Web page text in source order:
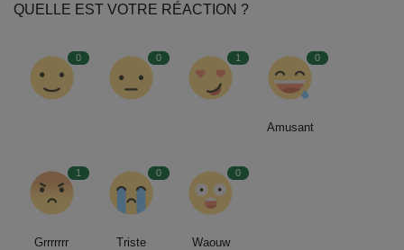
QUELLE EST VOTRE RÉACTION ?
0 0 1 0
Amusant
1
Grrrrrrr
0
Triste
0
Waouw